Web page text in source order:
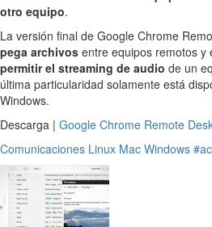
otro equipo.
La versión final de Google Chrome
pega archivos entre equipos remotos y
permitir el streaming de audio de un
última particularidad solamente está
Windows.
Descarga | Google Chrome Remote
Comunicaciones Linux Mac Windows